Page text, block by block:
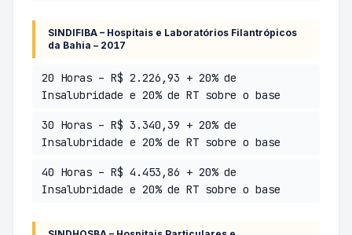
SINDIFIBA – Hospitais e Laboratórios Filantrópicos
da Bahia – 2017
20 Horas – R$ 2.226,93 + 20% de
Insalubridade e 20% de RT sobre o base
30 Horas – R$ 3.340,39 + 20% de
Insalubridade e 20% de RT sobre o base
40 Horas – R$ 4.453,86 + 20% de
Insalubridade e 20% de RT sobre o base